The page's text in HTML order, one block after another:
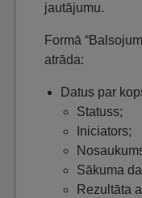
jautājumu.
Formā
atrāda:
Datus par
Statuss;
Iniciators;
Sākuma
Rezultāta